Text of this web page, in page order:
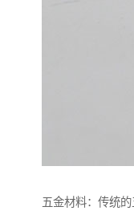
五金材料：传统的